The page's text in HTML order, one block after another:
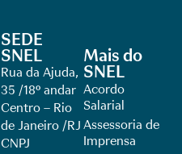
SEDE
SNEL
Rua da Ajuda,
35 /18º andar
Centro – Rio
de Janeiro /RJ
CNPJ
Mais do
SNEL
Acordo
Salarial
Assessoria de
Imprensa